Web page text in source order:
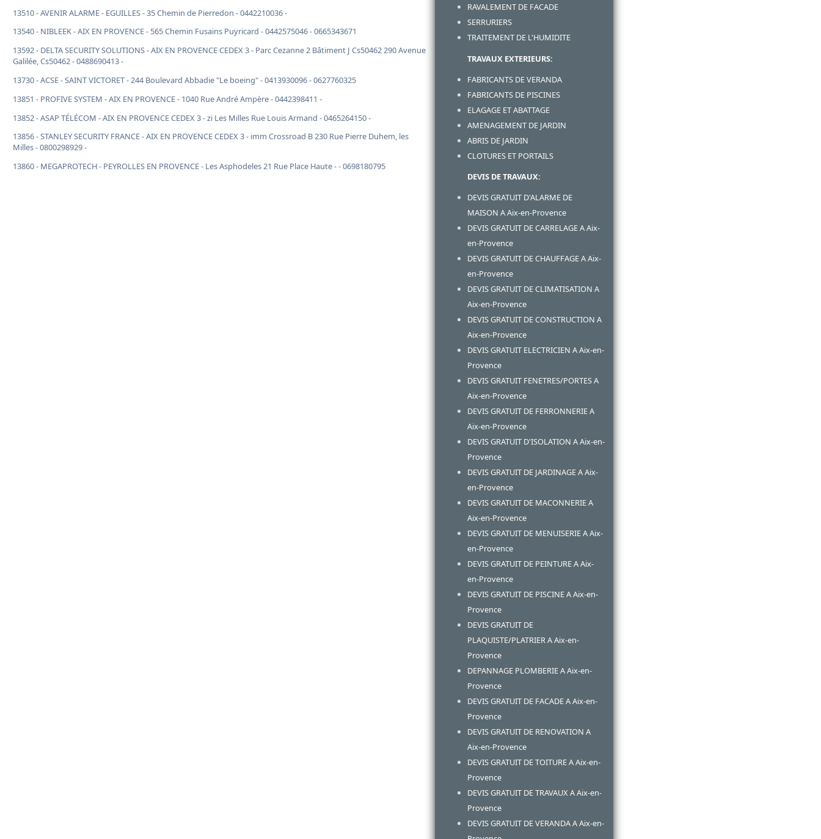
13510 - AVENIR ALARME - EGUILLES - 35 Chemin de Pierredon - 0442210036 -
13540 - NIBLEEK - AIX EN PROVENCE - 565 Chemin Fusains Puyricard - 0442575046 - 0665343671
13592 - DELTA SECURITY SOLUTIONS - AIX EN PROVENCE CEDEX 3 - Parc Cezanne 2 Bâtiment J Cs50462 290 Avenue
Galilée, Cs50462 - 0488690413 -
13730 - ACSE - SAINT VICTORET - 244 Boulevard Abbadie "Le boeing" - 0413930096 - 0627760325
13851 - PROFIVE SYSTEM - AIX EN PROVENCE - 1040 Rue André Ampère - 0442398411 -
13852 - ASAP TÉLÉCOM - AIX EN PROVENCE CEDEX 3 - zi Les Milles Rue Louis Armand - 0465264150 -
13856 - STANLEY SECURITY FRANCE - AIX EN PROVENCE CEDEX 3 - imm Crossroad B 230 Rue Pierre Duhem, les
Milles - 0800298929 -
13860 - MEGAPROTECH - PEYROLLES EN PROVENCE - Les Asphodeles 21 Rue Place Haute - - 0698180795
RAVALEMENT DE FACADE
SERRURIERS
TRAITEMENT DE L'HUMIDITE
TRAVAUX EXTERIEURS:
FABRICANTS DE VERANDA
FABRICANTS DE PISCINES
ELAGAGE ET ABATTAGE
AMENAGEMENT DE JARDIN
ABRIS DE JARDIN
CLOTURES ET PORTAILS
DEVIS DE TRAVAUX:
DEVIS GRATUIT D'ALARME DE
MAISON A Aix-en-Provence
DEVIS GRATUIT DE CARRELAGE A Aix-
en-Provence
DEVIS GRATUIT DE CHAUFFAGE A Aix-
en-Provence
DEVIS GRATUIT DE CLIMATISATION A
Aix-en-Provence
DEVIS GRATUIT DE CONSTRUCTION A
Aix-en-Provence
DEVIS GRATUIT ELECTRICIEN A Aix-en-
Provence
DEVIS GRATUIT FENETRES/PORTES A
Aix-en-Provence
DEVIS GRATUIT DE FERRONNERIE A
Aix-en-Provence
DEVIS GRATUIT D'ISOLATION A Aix-en-
Provence
DEVIS GRATUIT DE JARDINAGE A Aix-
en-Provence
DEVIS GRATUIT DE MACONNERIE A
Aix-en-Provence
DEVIS GRATUIT DE MENUISERIE A Aix-
en-Provence
DEVIS GRATUIT DE PEINTURE A Aix-
en-Provence
DEVIS GRATUIT DE PISCINE A Aix-en-
Provence
DEVIS GRATUIT DE
PLAQUISTE/PLATRIER A Aix-en-
Provence
DEPANNAGE PLOMBERIE A Aix-en-
Provence
DEVIS GRATUIT DE FACADE A Aix-en-
Provence
DEVIS GRATUIT DE RENOVATION A
Aix-en-Provence
DEVIS GRATUIT DE TOITURE A Aix-en-
Provence
DEVIS GRATUIT DE TRAVAUX A Aix-en-
Provence
DEVIS GRATUIT DE VERANDA A Aix-en-